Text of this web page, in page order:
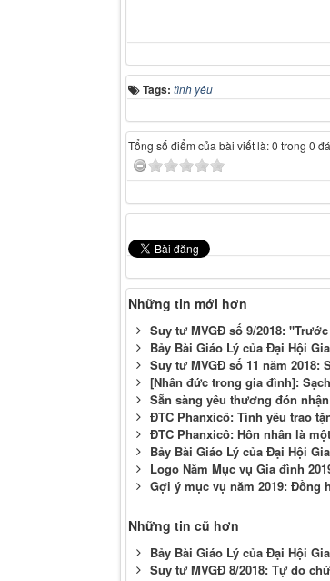
Tags: tình yêu
Tổng số điểm của bài viết là: 0 trong 0
Những tin mới hơn
Suy tư MVGĐ số 9/2018:
Bảy Bài Giáo Lý của Đại Hội
Suy tư MVGĐ số 11 năm
[Nhân đức trong gia đình]:
Sẵn sàng yêu thương đón
ĐTC Phanxicô: Tình yêu trao
ĐTC Phanxicô: Hôn nhân là
Bảy Bài Giáo Lý của Đại Hội
Logo Năm Mục vụ Gia đình
Gợi ý mục vụ năm 2019: Đồng
Những tin cũ hơn
Bảy Bài Giáo Lý của Đại Hội
Suy tư MVGĐ 8/2018: Tự do